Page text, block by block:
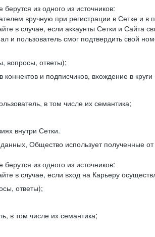
из одного из источников:
вручную при регистрации в Сетке и в
в случае, если аккаунты Сетки и
и пользователь смог подтвердить свой
вопросы, ответы);
и подписчиков, вхождение в
в том числе их семантика;
внутри Сетки.
Общество использует полученные
из одного из источников:
в случае, если вход на Карьеру
ответы);
в том числе их семантика;